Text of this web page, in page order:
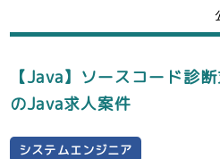
【Java】ソースコード診
のJava求人案件
システムエンジニア